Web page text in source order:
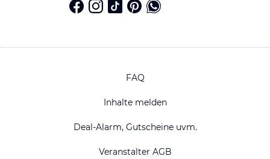
FAQ
Inhalte melden
Deal-Alarm, Gutscheine uvm.
Veranstalter AGB